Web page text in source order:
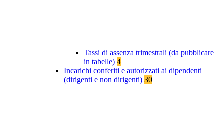
Tassi di assenza trimestrali (da pubblicare
in tabelle) 4
Incarichi conferiti e autorizzati ai dipendenti
(dirigenti e non dirigenti) 30